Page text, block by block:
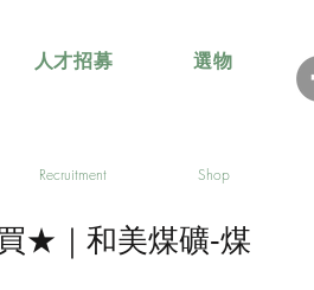
人才招募 選物
Recruitment Shop
★｜和美煤礦-煤